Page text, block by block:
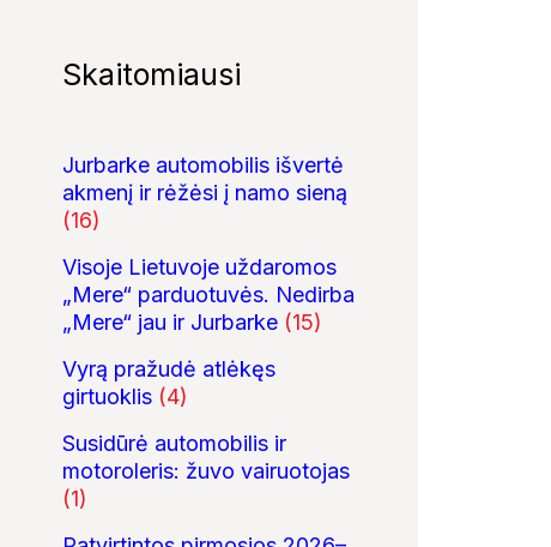
Skaitomiausi
Jurbarke automobilis išvertė
akmenį ir rėžėsi į namo sieną
(16)
Visoje Lietuvoje uždaromos
„Mere“ parduotuvės. Nedirba
„Mere“ jau ir Jurbarke (15)
Vyrą pražudė atlėkęs
girtuoklis (4)
Susidūrė automobilis ir
motoroleris: žuvo vairuotojas
(1)